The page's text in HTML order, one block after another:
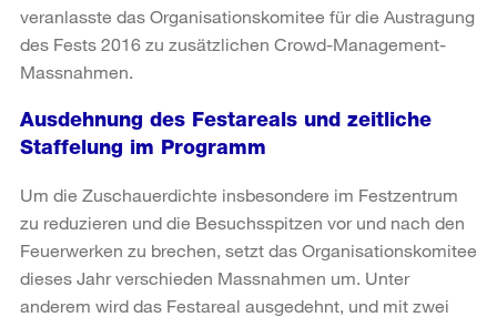
veranlasste das Organisationskomitee für die Austragung
des Fests 2016 zu zusätzlichen Crowd-Management-
Massnahmen.
Ausdehnung des Festareals und zeitliche
Staffelung im Programm
Um die Zuschauerdichte insbesondere im Festzentrum
zu reduzieren und die Besuchsspitzen vor und nach den
Feuerwerken zu brechen, setzt das Organisationskomitee
dieses Jahr verschieden Massnahmen um. Unter
anderem wird das Festareal ausgedehnt, und mit zwei